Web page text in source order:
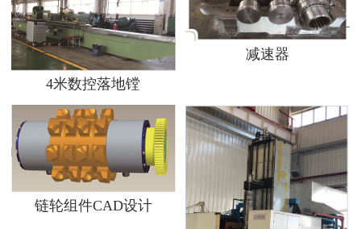
4米数控落地镗
减速器
链轮组件CAD设计